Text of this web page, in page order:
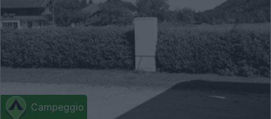
Campeggio